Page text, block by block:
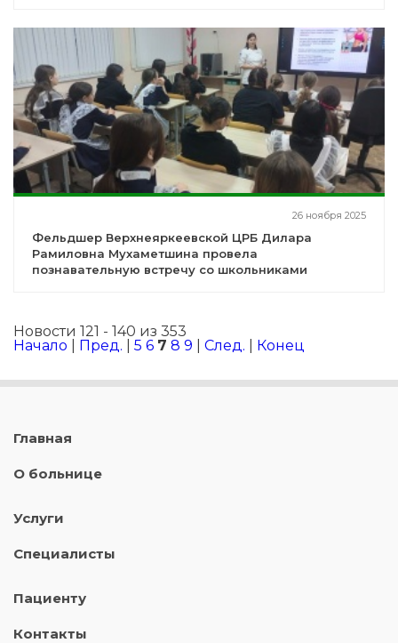
26 ноября 2025
Фельдшер Верхнеяркеевской ЦРБ Дилара
Рамиловна Мухаметшина провела
познавательную встречу со школьниками
Новости 121 - 140 из 353
Начало
Пред. 5 6 7 8 9 След. Конец
Главная
О больнице
Услуги
Специалисты
Пациенту
Контакты